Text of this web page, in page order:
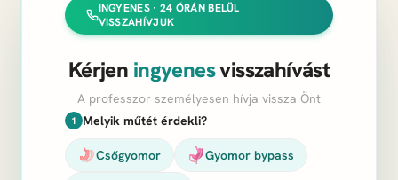
INGYENES · 24 ÓRÁN BELÜL
VISSZAHÍVJUK
Kérjen ingyenesvisszahívást
A professzor személyesen hívja vissza Önt
1 Melyik műtét érdekli?
Csőgyomor Gyomor bypass